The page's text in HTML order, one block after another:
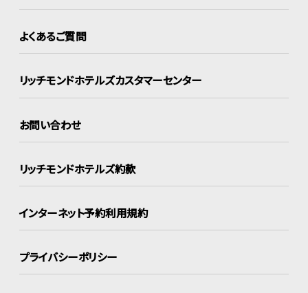
よくあるご質問
リッチモンドホテルズカスタマーセンター
お問い合わせ
リッチモンドホテルズ約款
インターネット予約利用規約
プライバシーポリシー